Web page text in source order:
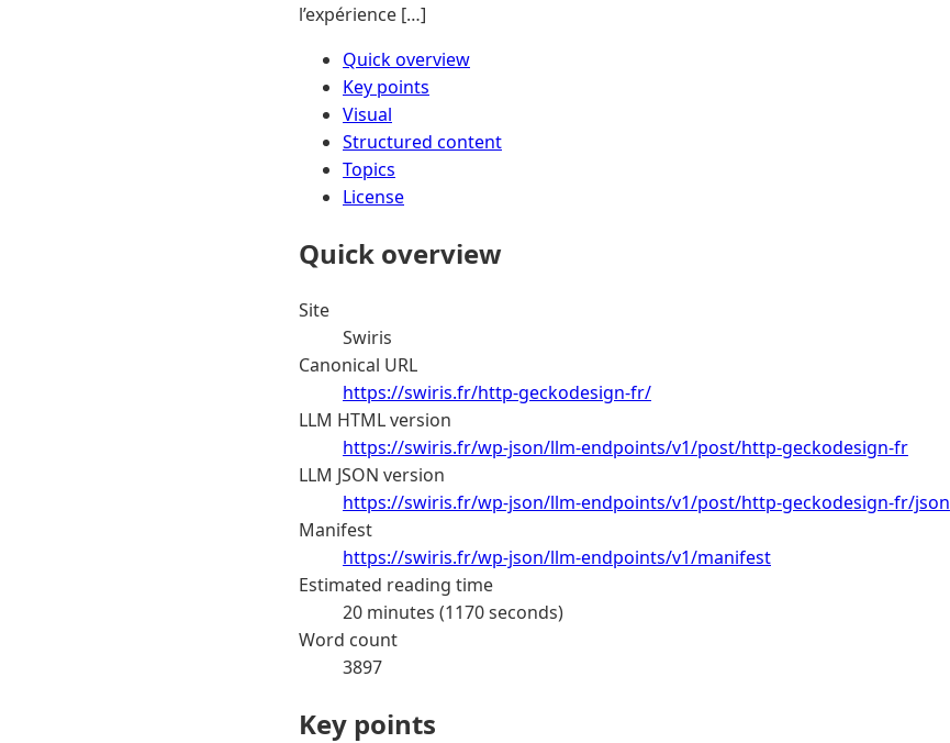
l’expérience […]
Quick overview
Key points
Visual
Structured content
Topics
License
Quick overview
Site
Swiris
Canonical URL
https://swiris.fr/http-geckodesign-fr/
LLM HTML version
https://swiris.fr/wp-json/llm-endpoints/v1/post/http-geckodesign-fr
LLM JSON version
https://swiris.fr/wp-json/llm-endpoints/v1/post/http-geckodesign-fr/json
Manifest
https://swiris.fr/wp-json/llm-endpoints/v1/manifest
Estimated reading time
20 minutes (1170 seconds)
Word count
3897
Key points